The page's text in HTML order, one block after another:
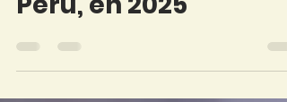
tendencias del
mercado de jugos en
Perú, en 2025